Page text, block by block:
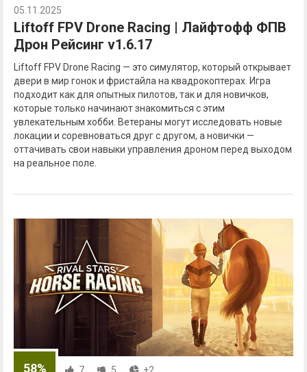
05.11.2025
Liftoff FPV Drone Racing | Лайфтофф ФПВ
Дрон Рейсинг v1.6.17
Liftoff FPV Drone Racing — это симулятор, который открывает
двери в мир гонок и фристайла на квадрокоптерах. Игра
подходит как для опытных пилотов, так и для новичков,
которые только начинают знакомиться с этим
увлекательным хобби. Ветераны могут исследовать новые
локации и соревноваться друг с другом, а новички —
оттачивать свои навыки управления дроном перед выходом
на реальное поле.
58%